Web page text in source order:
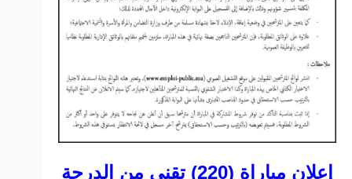
إعلان مباراة (220) تقني من الدرجة